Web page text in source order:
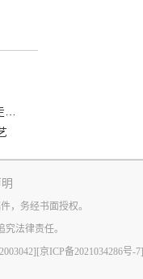
，务经书面授权。
法律责任。
[京ICP备2021034286号-7]